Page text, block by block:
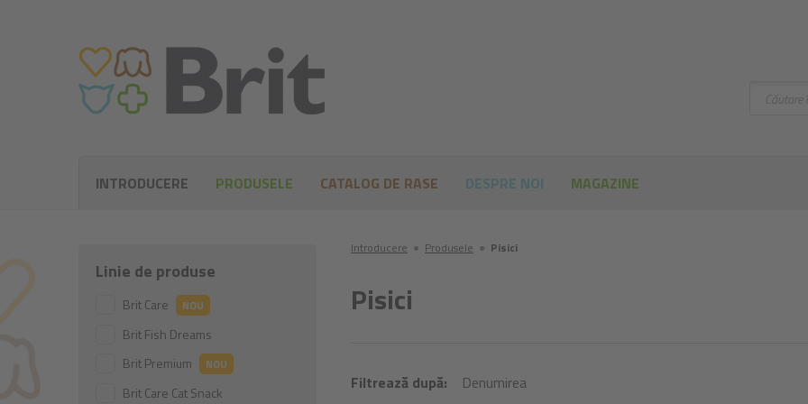
Introducere ● Produsele ● Pisici
Pisici
Filtrează după: Denumirea
Linie de produse
Brit Care NOU
Brit Fish Dreams
Brit Premium
NOU
Brit Care Cat Snack
Căutare
INTRODUCERE PRODUSELE CATALOG DE RASE DESPRE NOI MAGAZINE